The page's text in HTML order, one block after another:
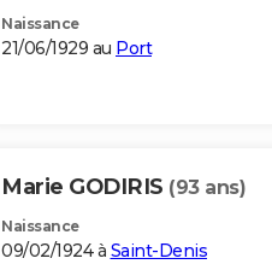
Naissance
21/06/1929 au Port
Marie GODIRIS (93 ans)
Naissance
09/02/1924 à Saint-Denis